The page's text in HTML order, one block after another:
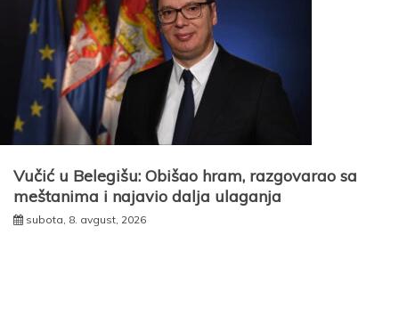
Vučić u Belegišu: Obišao hram, razgovarao sa
meštanima i najavio dalja ulaganja
subota, 8. avgust, 2026